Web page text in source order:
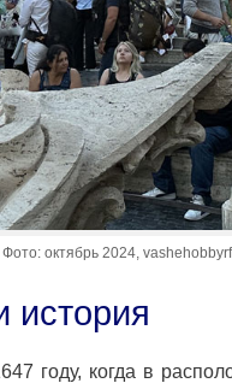
октябрь 2024,
история
году, когда в